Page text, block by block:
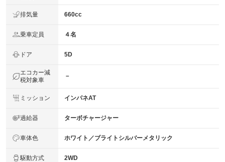
排気量 660cc
乗車定員 ４名
ドア 5D
エコカー減
税対象車
－
ミッション インパネAT
過給器 ターボチャージャー
車体色 ホワイト／ブライトシルバーメタリック
駆動方式 2WD